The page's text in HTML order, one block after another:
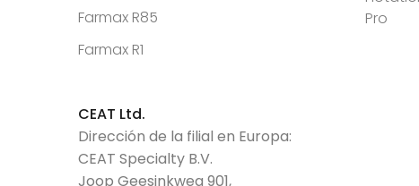
Farmax R85
Farmax R1
Pro
CEAT Ltd.
Dirección de la filial en Europa:
CEAT Specialty B.V.
Joop Geesinkweg 901,